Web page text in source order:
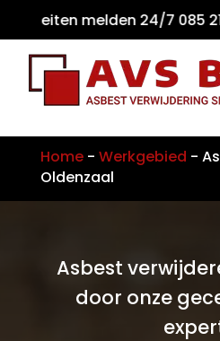
melden 24/7
Home- Werkgebied -
Oldenzaal
Asbest
door onze